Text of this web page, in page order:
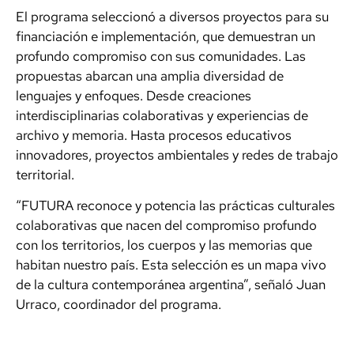
El programa seleccionó a diversos proyectos para su
financiación e implementación, que demuestran un
profundo compromiso con sus comunidades. Las
propuestas abarcan una amplia diversidad de
lenguajes y enfoques. Desde creaciones
interdisciplinarias colaborativas y experiencias de
archivo y memoria. Hasta procesos educativos
innovadores, proyectos ambientales y redes de trabajo
territorial.
“FUTURA reconoce y potencia las prácticas culturales
colaborativas que nacen del compromiso profundo
con los territorios, los cuerpos y las memorias que
habitan nuestro país. Esta selección es un mapa vivo
de la cultura contemporánea argentina”, señaló Juan
Urraco, coordinador del programa.